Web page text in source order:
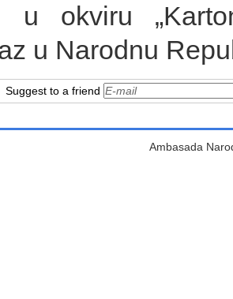
u okviru
u Narodnu
Suggest to a friend
Ambasada